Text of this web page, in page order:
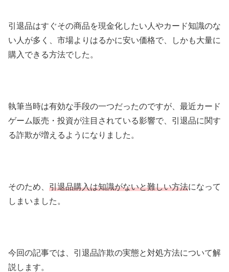
引退品はすぐその商品を現金化したい人やカード知識のな
い人が多く、市場よりはるかに安い価格で、しかも大量に
購入できる方法でした。
執筆当時は有効な手段の一つだったのですが、最近カード
ゲーム販売・投資が注目されている影響で、引退品に関す
る詐欺が増えるようになりました。
そのため、 引退品購入は知識がないと難しい方法になって
しまいました。
今回の記事では、引退品詐欺の実態と対処方法について解
説します。